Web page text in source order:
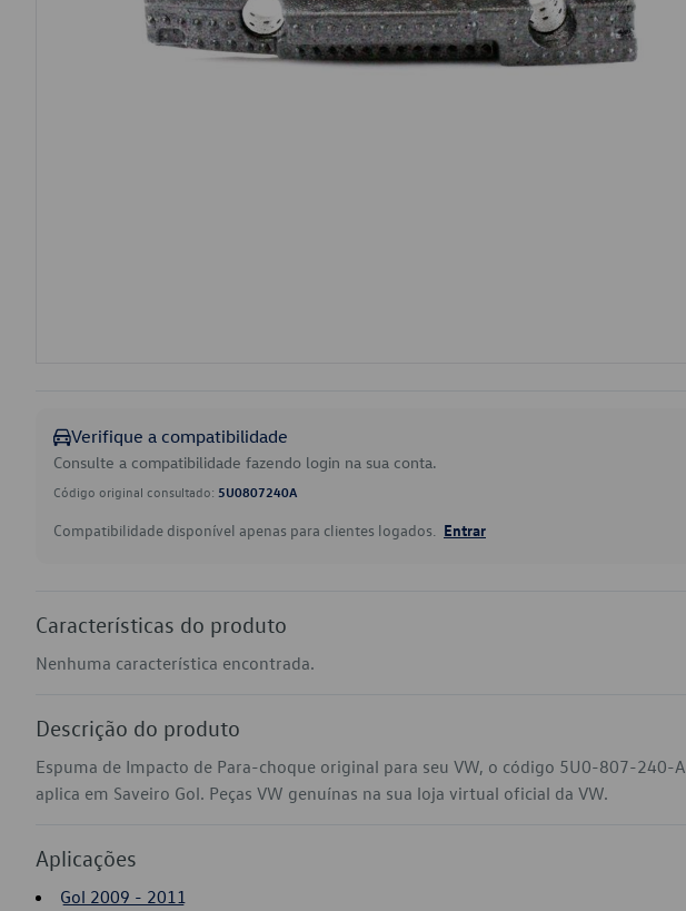
Verifique a compatibilidade
Consulte a compatibilidade fazendo login na sua conta.
Código original consultado: 5U0807240A
Compatibilidade disponível apenas para clientes logados. Entrar
Características do produto
Nenhuma característica encontrada.
Descrição do produto
Espuma de Impacto de Para-choque original para seu VW, o código 5U0-807-240-A
aplica em Saveiro Gol. Peças VW genuínas na sua loja virtual oficial da VW.
Aplicações
Gol 2009 - 2011